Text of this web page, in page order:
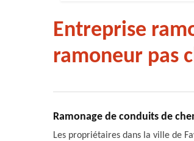
Entreprise
ramoneur pas
Ramonage de conduits de
Les propriétaires dans la ville de